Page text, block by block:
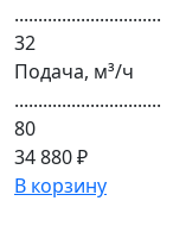
...............................
32
Подача, м³/ч
...............................
80
34 880 ₽
В корзину